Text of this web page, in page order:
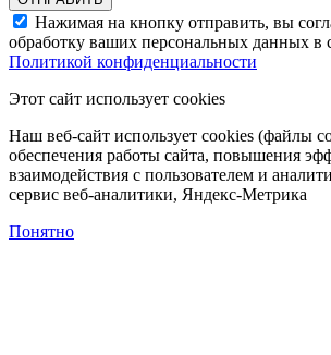
Нажимая на кнопку отправить, вы
обработку ваших персональных данных в
Политикой конфиденциальности
Этот сайт использует cookies
Наш веб-сайт использует cookies (файлы
обеспечения работы сайта, повышения
взаимодействия с пользователем и
сервис веб-аналитики, Яндекс-Метрика
Понятно